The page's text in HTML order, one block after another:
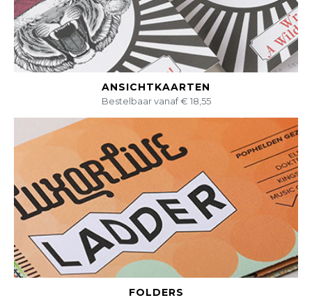
BEKIJK DIT PRODUCT
ANSICHTKAARTEN
Bestelbaar vanaf € 18,55
BEKIJK DIT PRODUCT
FOLDERS